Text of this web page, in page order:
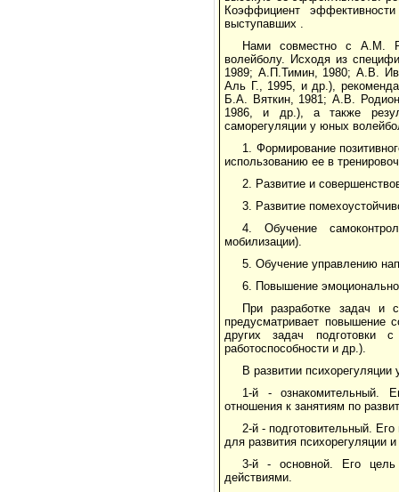
Коэффициент
выступавших .
Нами совместно с А.М.
волейболу. Исходя из
1989; А.П.Тимин, 1980; А.В.
Аль Г., 1995, и др.),
Б.А. Вяткин, 1981; А.В.
1986, и др.), а также
саморегуляции у юных
1. Формирование
использованию ее в
2. Развитие и
3. Развитие
4. Обучение
мобилизации).
5. Обучение управлению
6. Повышение
При разработке задач и
предусматривает повышение
других задач подготовки с
работоспособности и др.).
В развитии
1-й - ознакомительный.
отношения к занятиям по
2-й - подготовительный.
для развития психорегуляции
3-й - основной. Его цель
действиями.